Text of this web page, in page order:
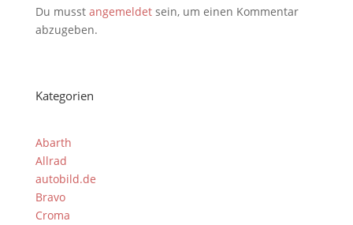
Du musst angemeldetsein, um einen Kommentar
abzugeben.
Kategorien
Abarth
Allrad
autobild.de
Bravo
Croma